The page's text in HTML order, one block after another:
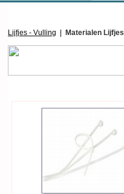
Lijfjes - Vulling Materialen Lijfjes